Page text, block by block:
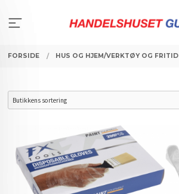
innholdet
FORSIDE HUS OG HJEM/VERKTØY OG FRITID